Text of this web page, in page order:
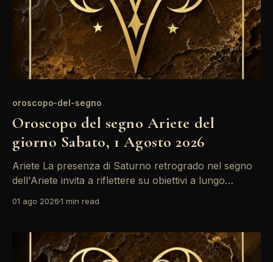
oroscopo-del-segno
Oroscopo del segno Ariete del
giorno Sabato, 1 Agosto 2026
Ariete La presenza di Saturno retrogrado nel segno
dell'Ariete invita a riflettere su obiettivi a lungo
lasciarti scoraggiare: la Luna in Pesci ti offre intuizioni
momento per rivalutare i tuoi desideri
01 ago 20261 min read